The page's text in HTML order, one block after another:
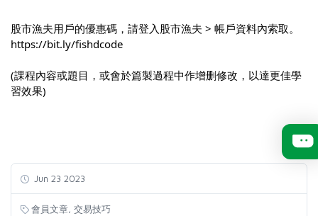
股市漁夫用戶的優惠碼，請登入股市漁夫 > 帳戶資料內索取。
https://bit.ly/fishdcode
(課程內容或題目，或會於篇製過程中作增删修改，以達更佳學
習效果)
Jun 23 2023
會員文章 交易技巧